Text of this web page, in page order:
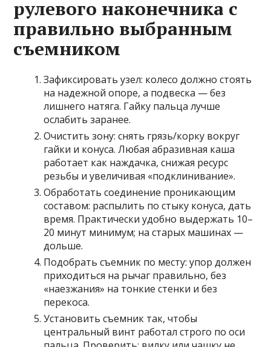
рулевого наконечника с
правильно выбранным
съемником
Зафиксировать узел: колесо должно стоять
на надежной опоре, а подвеска — без
лишнего натяга. Гайку пальца лучше
ослабить заранее.
Очистить зону: снять грязь/корку вокруг
гайки и конуса. Любая абразивная каша
работает как наждачка, снижая ресурс
резьбы и увеличивая «подклинивание».
Обработать соединение проникающим
составом: распылить по стыку конуса, дать
время. Практически удобно выдержать 10–
20 минут минимум; на старых машинах —
дольше.
Подобрать съемник по месту: упор должен
приходиться на рычаг правильно, без
«наезжания» на тонкие стенки и без
перекоса.
Установить съемник так, чтобы
центральный винт работал строго по оси